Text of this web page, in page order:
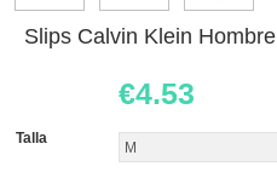
Slips Calvin Klein
€4.53
Talla